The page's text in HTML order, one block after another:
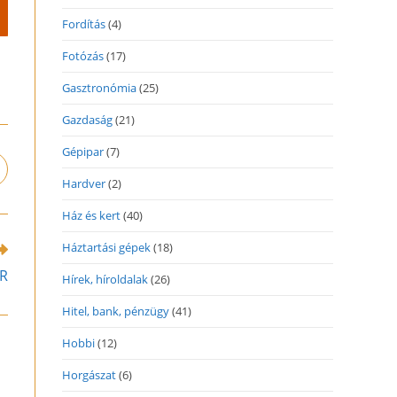
Fordítás(4)
Fotózás(17)
Gasztronómia(25)
Gazdaság(21)
Gépipar(7)
Hardver(2)
Ház és kert(40)
Háztartási gépek(18)
Hírek, híroldalak(26)
Hitel, bank, pénzügy(41)
Hobbi(12)
Horgászat(6)